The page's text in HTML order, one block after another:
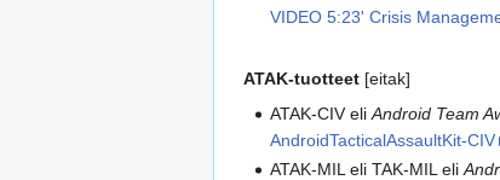
VIDEO 5:23' Crisis
ATAK-tuotteet [eitak]
ATAK-CIV eliAndroid Team
AndroidTacticalAssaultKit-CIV
ATAK-MIL eli TAK-MIL eli